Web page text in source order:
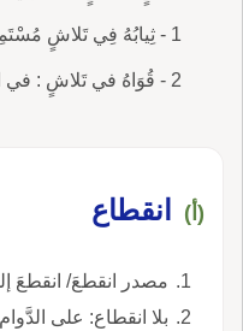
1 - ثِيابُهُ فِي تَلاشٍ مُسْتَمِرٍّ : في اهْتِراءٍ، في تَقَطُّعٍ.
2 - قُوَاهُ في تَلاشٍ : في اضْمِحْلالٍ، في انْحِطاطٍ.
(أ) انقطاع
مصدر انقطعَ/ انقطعَ
بلا انقطاع: على